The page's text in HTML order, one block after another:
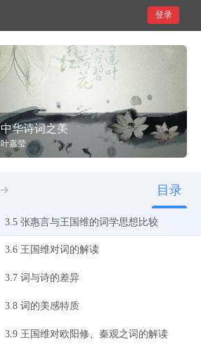
登录
中华诗词之美
叶嘉莹
目录
2.6 赏析李煜之词
3 王国维之时代及其《人间词话》之主要内容
3.1 叶嘉莹的诗词人生
3.2 王国维其人
3.4 关于“境界”内涵的争议
3.5 张惠言与王国维的词学思想比较
3.6 王国维对词的解读
3.7 词与诗的差异
3.8 词的美感特质
3.9 王国维对欧阳修、秦观之词的解读